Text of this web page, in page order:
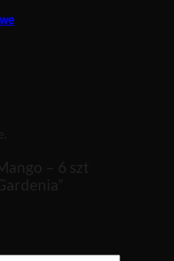
– 6 szt